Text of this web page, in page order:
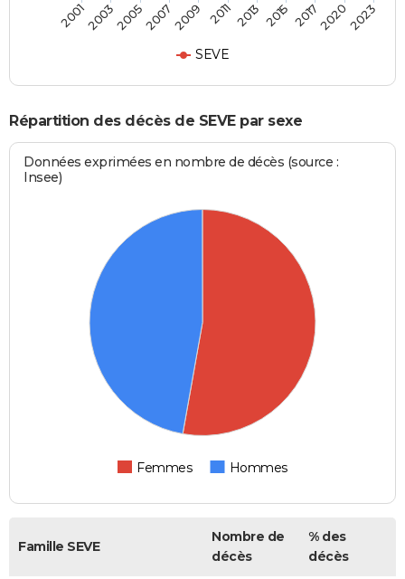
SEVE
20012003200520072009 2011 2013 2015 201720202023
Répartition des décès de SEVE par sexe
Données exprimées en nombre de décès (source :
Insee)
Femmes Hommes
Famille SEVE
Nombre de
décès
% des
décès